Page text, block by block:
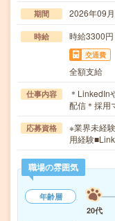
期間 2026年09
時給 時給3300
交通費
全額支給
仕事内容
＊LinkedIn
配信＊採用
応募資格
※業界未経
用経験
職場の雰囲気
年齢層
20代